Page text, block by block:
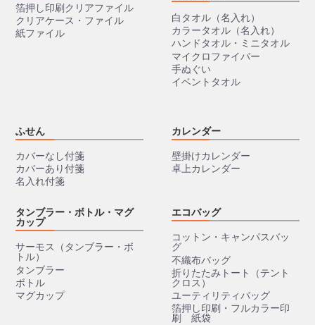
箔押し印刷クリアファイル
クリアケース・ファイル
紙ファイル
ふせん
カバーなし付箋
カバーあり付箋
名入れ付箋
白タオル（名入れ）
カラータオル（名入れ）
ハンドタオル・ミニタオル
マイクロファイバー
手ぬぐい
イベントタオル
カレンダー
壁掛けカレンダー
卓上カレンダー
タンブラー・ボトル・マグ
カップ
サーモス（タンブラー・ボ
トル）
タンブラー
ボトル
マグカップ
エコバッグ
コットン・キャンパスバッ
グ
不織布バッグ
折りたたみトート（テント
クロス）
ユーティリティバッグ
箔押し印刷・フルカラー印
刷 紙袋